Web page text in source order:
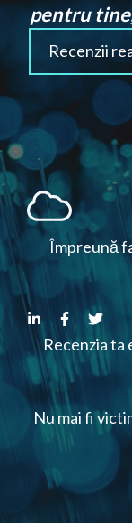
pentru
Recenzii
Împreună
Recenzia ta
Nu mai fi